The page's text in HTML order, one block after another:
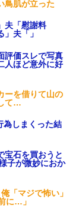
鳥肌が立った
夫「慰謝料
夫「」
評価スレで写真
人ほど意外に好
ーを借りて山の
て…
為しまくった結
宝石を買おうと
子が微妙におか
「マジで怖い」
に…」